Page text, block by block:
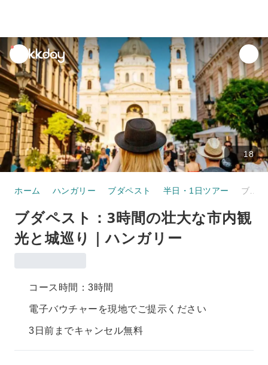
unread
notifications
18
ホーム ハンガリー ブダペスト 半日・1日ツアー
ブダペスト：3時間の壮大な市内観
光と城巡り｜ハンガリー
コース時間：3時間
電子バウチャーを現地でご提示ください
3日前までキャンセル無料